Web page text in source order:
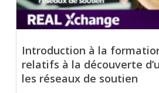
Introduction à la
relatifs à la découverte
les réseaux de soutien